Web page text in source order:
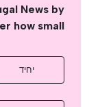
News by
how small
יחיד